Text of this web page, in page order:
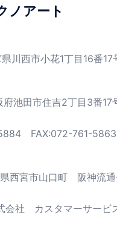
ノアート
川西市小花1丁目16番17
池田市住吉2丁目3番17
FAX:072-761-5863
西宮市山口町 阪神流通
会社 カスタマーサービ